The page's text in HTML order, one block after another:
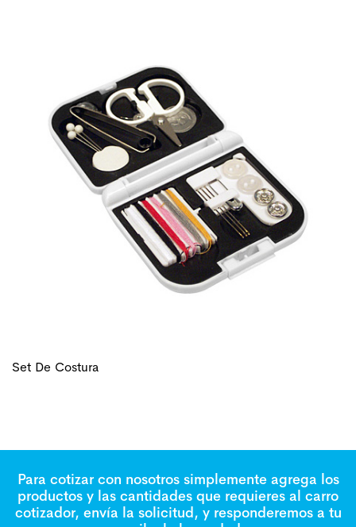
Set De Costura
Para cotizar con nosotros simplemente agrega los
productos y las cantidades que requieres al carro
cotizador, envía la solicitud, y responderemos a tu